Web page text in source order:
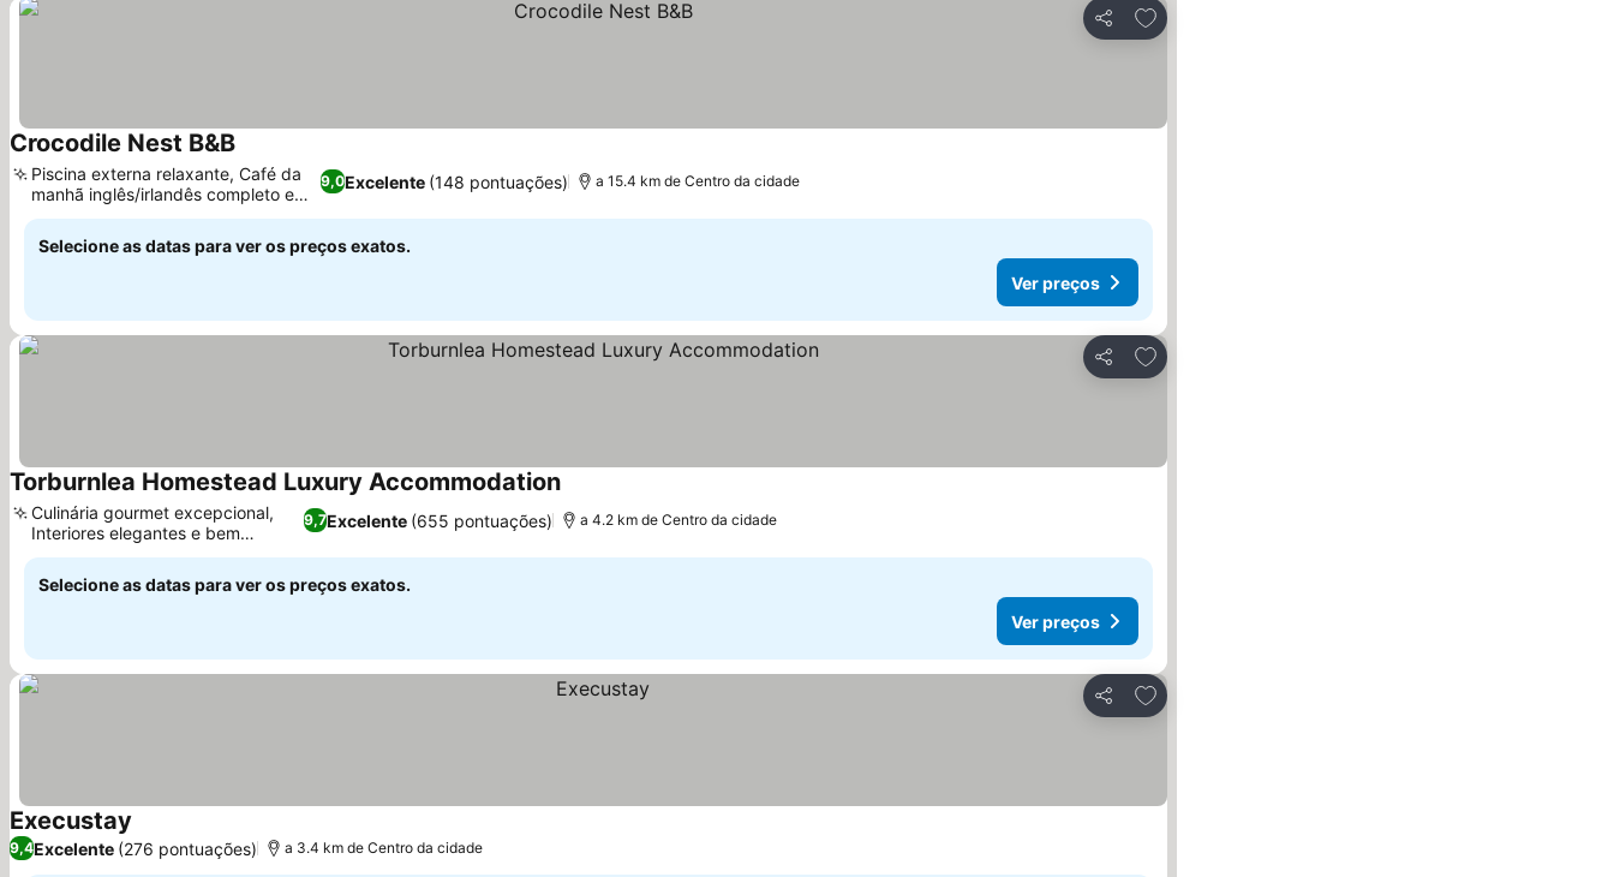
Partilhar
Adicionar aos favoritos
Crocodile Nest B&BVer preços
9,0Excelente (148 pontuações)
Piscina externa relaxante, Café da
manhã inglês/irlandês completo e
farto
a 15.4 km de Centro da cidade
Selecione as datas para ver os preços exatos.
Ver preços
Partilhar
Adicionar aos favoritos
Torburnlea Homestead Luxury AccommodationVer preços
9,7Excelente (655 pontuações)
Culinária gourmet excepcional,
Interiores elegantes e bem
cuidados
a 4.2 km de Centro da cidade
Selecione as datas para ver os preços exatos.
Ver preços
Partilhar
Adicionar aos favoritos
Execustay
9,4Excelente (276 pontuações) a 3.4 km de Centro da cidade